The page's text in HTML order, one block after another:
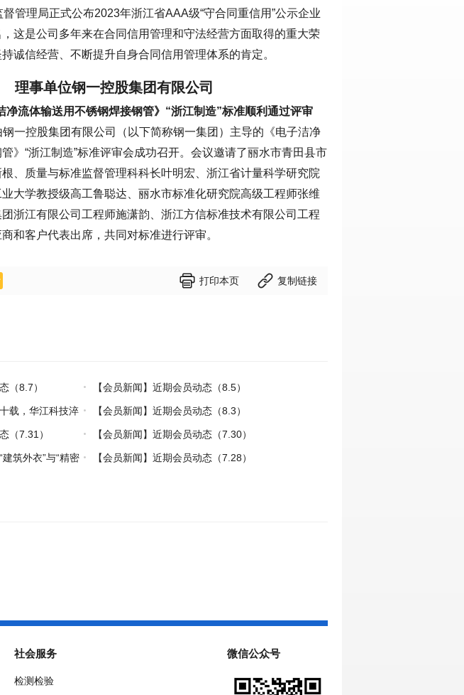
管理局正式公布2023年浙江省AAA级“守合同重信用”公示企业
这是公司多年来在合同信用管理和守法经营方面取得的重大荣
诚信经营、不断提升自身合同信用管理体系的肯定。
理事单位钢一控股集团有限公司
净流体输送用不锈钢焊接钢管》“浙江制造”标准顺利通过评审
一控股集团有限公司（以下简称钢一集团）主导的《电子洁净
》“浙江制造”标准评审会成功召开。会议邀请了丽水市青田县市
、质量与标准监督管理科科长叶明宏、浙江省计量科学研究院
大学教授级高工鲁聪达、丽水市标准化研究院高级工程师张维
浙江有限公司工程师施潇韵、浙江方信标准技术有限公司工程
和客户代表出席，共同对标准进行评审。
 打印本页  复制链接
（8.7） 【会员新闻】近期会员动态（8.5）
载，华江科技淬
【会员新闻】近期会员动态（8.3）
（7.31） 【会员新闻】近期会员动态（7.30）
建筑外衣”与“精密
【会员新闻】近期会员动态（7.28）
社会服务
检测检验
微信公众号